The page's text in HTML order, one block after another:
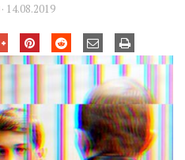
· 14.08.2019